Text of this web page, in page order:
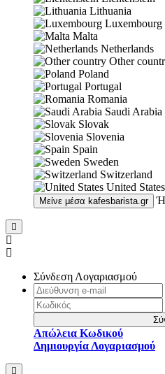
Lithuania
Luxembourg
Malta
Netherlands
Other
Poland
Portugal
Romania
Saudi Arabia
Slovak
Slovenia
Spain
Sweden
Switzerland
United States
Μείνε μέσα kafesbarista.gr Ή
Σύνδεση Λογαριασμού
Απώλεια Κωδικού
Δημιουργία Λογαριασμού